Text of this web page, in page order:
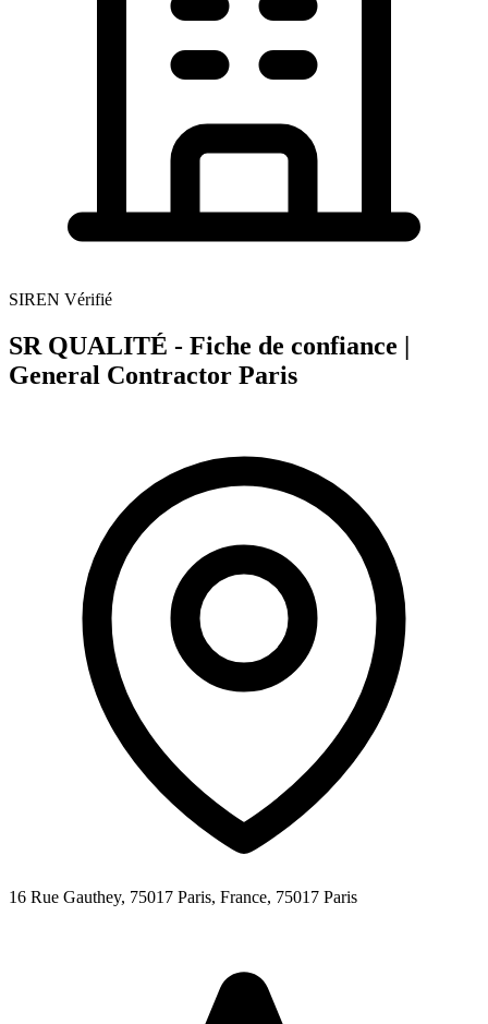
SIREN Vérifié
SR QUALITÉ - Fiche de confiance |
General Contractor Paris
16 Rue Gauthey, 75017 Paris, France, 75017 Paris